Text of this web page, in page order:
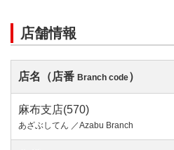
店舗情報
店名（店番 Branch code）
麻布支店(570)
あざぶしてん ／Azabu Branch